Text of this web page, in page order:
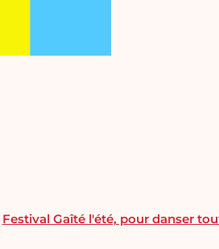
Festival Gaîté l'été, pour danser